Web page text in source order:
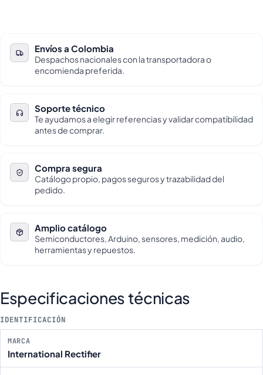
Envíos a Colombia
Despachos nacionales con la transportadora o
encomienda preferida.
Soporte técnico
Te ayudamos a elegir referencias y validar compatibilidad
antes de comprar.
Compra segura
Catálogo propio, pagos seguros y trazabilidad del
pedido.
Amplio catálogo
Semiconductores, Arduino, sensores, medición, audio,
herramientas y repuestos.
Especificaciones técnicas
IDENTIFICACIÓN
MARCA
International Rectifier